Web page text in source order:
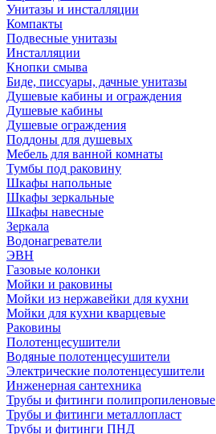
Унитазы и инсталляции
Компакты
Подвесные унитазы
Инсталляции
Кнопки смыва
Биде, писсуары, дачные унитазы
Душевые кабины и ограждения
Душевые кабины
Душевые ограждения
Поддоны для душевых
Мебель для ванной комнаты
Тумбы под раковину
Шкафы напольные
Шкафы зеркальные
Шкафы навесные
Зеркала
Водонагреватели
ЭВН
Газовые колонки
Мойки и раковины
Мойки из нержавейки для кухни
Мойки для кухни кварцевые
Раковины
Полотенцесушители
Водяные полотенцесушители
Электрические полотенцесушители
Инженерная сантехника
Трубы и фитинги полипропиленовые
Трубы и фитинги металлопласт
Трубы и фитинги ПНД